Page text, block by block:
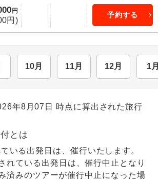
円
円)
予約する
10月 11月 12月 1
年8月07日 時点に算出された旅行
とは
いる出発日は、催行いたします。
れている出発日は、催行中止となり
済みのツアーが催行中止になった場